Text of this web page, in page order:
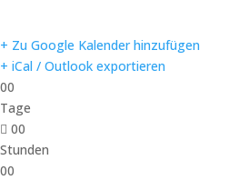
+ Zu Google Kalender hinzufügen
+ iCal / Outlook exportieren
00
Tage
00
Stunden
00